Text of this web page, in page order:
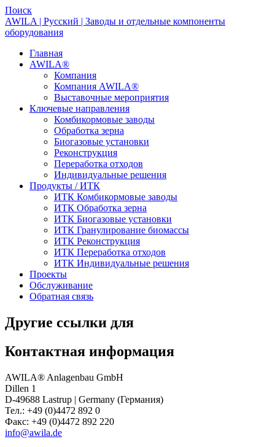
Поиск
AWILA | Русский | Заводы и отдельные компоненты
оборудования
Главная
AWILA®
Компания
Компания AWILA®
Выставочные мероприятия
Ключевые направления
Комбикормовые заводы
Обработка зерна
Биогазовые установки
Реконструкция
Переработка отходов
Индивидуальные решения
Продукты / ИТК
ИТК Комбикормовые заводы
ИТК Обработка зерна
ИТК Биогазовые установки
ИТК Гранулирование биомассы
ИТК Реконструкция
ИТК Переработка отходов
ИТК Индивидуальные решения
Проекты
Обслуживание
Обратная связь
Другие ссылки для
Контактная информация
AWILA® Anlagenbau GmbH
Dillen 1
D-49688 Lastrup | Germany (Германия)
Тел.: +49 (0)4472 892 0
Факс: +49 (0)4472 892 220
info@awila.de